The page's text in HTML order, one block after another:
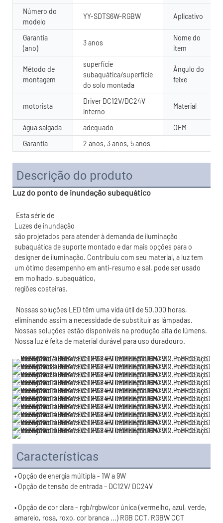
Número do
modelo
YY-SDTS6W-RGBW Aplicativo
Garantia
(ano)
3 anos
Nome do
item
Método de
montagem
superfície
subaquática/superfície
do solo montada
Ângulo do
feixe
motorista
Driver DC12V/DC24V
interno
Material
água salgada adequado
OEM
Garantia
2 anos, 3 anos, 5 anos
Descrição do produto
Luz do ponto de inundação subaquático
são projetados para atender à demanda de iluminação
subaquática de suporte montado e dar mais opções para o
designer de iluminação. Contribuiu com seu material, a luz tem
um ótimo desempenho em anti-resumo e sal, pode ser usado
eliminando assim a necessidade de substituir as lâmpadas.
Nossas soluções estão disponíveis na produção alta de lúmens.
Características
• Opção de cor clara - rgb/rgbw/cor única (vermelho, azul, verde,